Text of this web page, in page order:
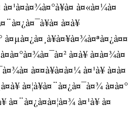
à¤¹à¤à¤¾à¤°à¥à¤ à¤«à¤¼à¤
à¤à¥
à¤µà¤¿à¤¸à¥à¤¥à¤¾à¤ªà¤¿à¤¤
à¤à¥ à¤à¤¾à¤
à¤¤à¥à¤à¤¼ à¤¹à¥ à¤à¤
à¤¦à¥à¤¨à¤¿à¤¯à¤¾ à¤­à¤°
à¤¨à¤¿à¤à¤¦à¤¾ à¤¹à¥ à¤